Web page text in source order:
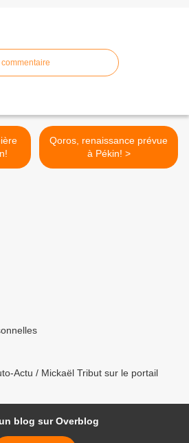
Qoros, renaissance prévue
à Pékin! >
Actu / Mickaël Tribut sur le portail
blog sur Overblog